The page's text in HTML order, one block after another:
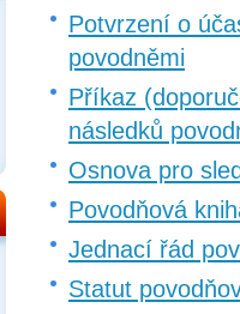
Potvrzení o
povodněmi
Příkaz
následků
Osnova pro
Povodňová
Jednací řád
Statut